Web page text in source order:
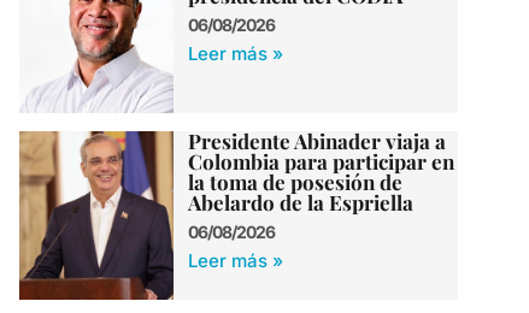
06/08/2026
Leer más »
Presidente Abinader viaja a
Colombia para participar en
la toma de posesión de
Abelardo de la Espriella
06/08/2026
Leer más »